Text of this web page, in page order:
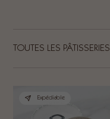
TOUTES LES PÂTISSERIES
Expédiable